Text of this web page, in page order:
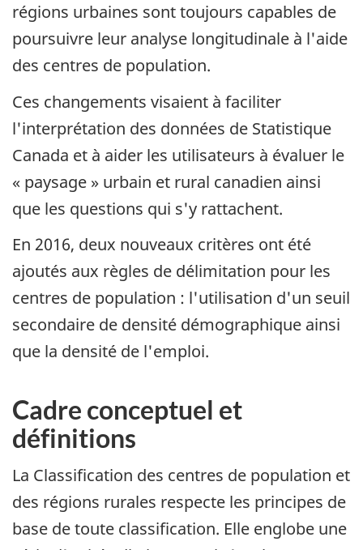
régions urbaines sont toujours capables de
poursuivre leur analyse longitudinale à l'aide
des centres de population.
Ces changements visaient à faciliter
l'interprétation des données de Statistique
Canada et à aider les utilisateurs à évaluer le
« paysage » urbain et rural canadien ainsi
que les questions qui s'y rattachent.
En 2016, deux nouveaux critères ont été
ajoutés aux règles de délimitation pour les
centres de population : l'utilisation d'un seuil
secondaire de densité démographique ainsi
que la densité de l'emploi.
Cadre conceptuel et
définitions
La Classification des centres de population et
des régions rurales respecte les principes de
base de toute classification. Elle englobe une